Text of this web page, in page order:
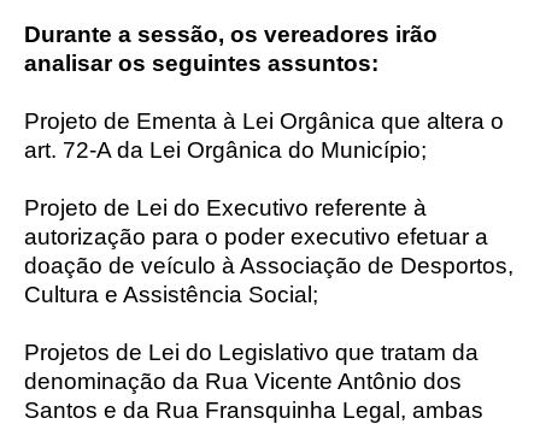
Durante a sessão, os vereadores irão
analisar os seguintes assuntos:
Projeto de Ementa à Lei Orgânica que altera o
art. 72-A da Lei Orgânica do Município;
Projeto de Lei do Executivo referente à
autorização para o poder executivo efetuar a
doação de veículo à Associação de Desportos,
Cultura e Assistência Social;
Projetos de Lei do Legislativo que tratam da
denominação da Rua Vicente Antônio dos
Santos e da Rua Fransquinha Legal, ambas